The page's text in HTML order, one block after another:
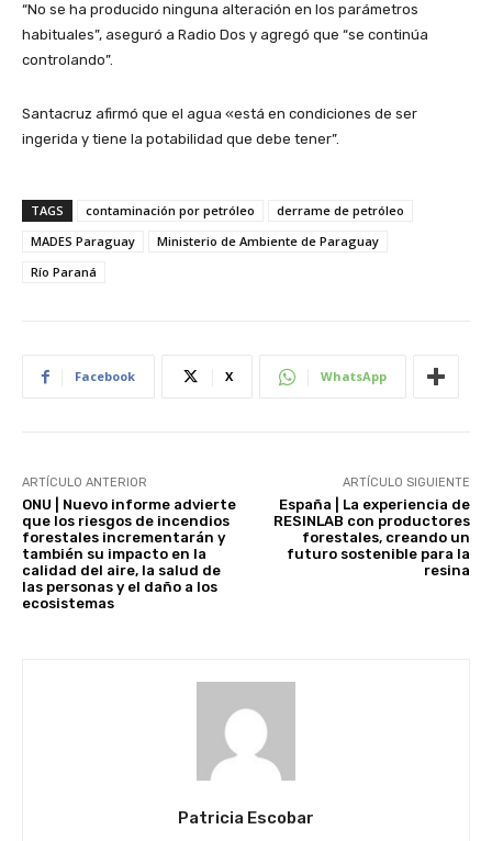
“No se ha producido ninguna alteración en los parámetros
habituales”, aseguró a Radio Dos y agregó que “se continúa
controlando”.
Santacruz afirmó que el agua «está en condiciones de ser
ingerida y tiene la potabilidad que debe tener”.
TAGS contaminación por petróleo
derrame de petróleo
MADES Paraguay
Ministerio de Ambiente de Paraguay
Río Paraná
Facebook X WhatsApp
ARTÍCULO ANTERIOR
ONU | Nuevo informe advierte
que los riesgos de incendios
forestales incrementarán y
también su impacto en la
calidad del aire, la salud de
las personas y el daño a los
ecosistemas
ARTÍCULO SIGUIENTE
España | La experiencia de
RESINLAB con productores
forestales, creando un
futuro sostenible para la
resina
Patricia Escobar